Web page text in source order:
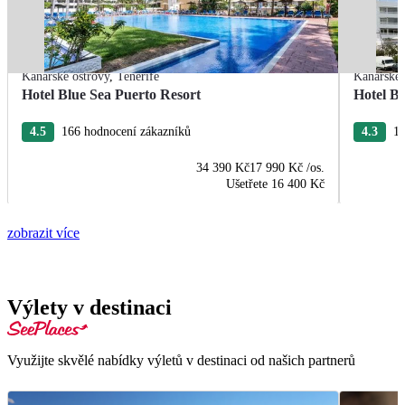
Kanárské ostrovy,Tenerife
Hotel Blue Sea Puerto Resort
4.5 166 hodnocení zákazníků
34 390 Kč17 990 Kč /os.
Ušetřete 16 400 Kč
Kanárské
Hotel
4.3
zobrazit více
Výlety v destinaci
Využijte skvělé nabídky výletů v destinaci od našich partnerů